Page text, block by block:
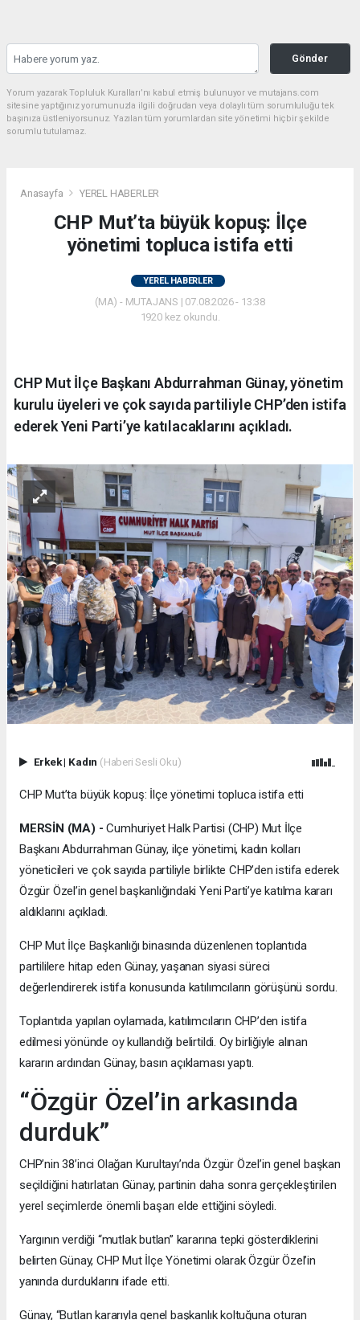
Gönder
Yorum yazarak Topluluk Kuralları’nı kabul etmiş bulunuyor ve mutajans.com
sitesine yaptığınız yorumunuzla ilgili doğrudan veya dolaylı tüm sorumluluğu tek
başınıza üstleniyorsunuz. Yazılan tüm yorumlardan site yönetimi hiçbir şekilde
sorumlu tutulamaz.
Anasayfa YEREL HABERLER
CHP Mut’ta büyük kopuş: İlçe
yönetimi topluca istifa etti
YEREL HABERLER
(MA) - MUTAJANS | 07.08.2026 - 13:38
1920 kez okundu.
CHP Mut İlçe Başkanı Abdurrahman Günay, yönetim
kurulu üyeleri ve çok sayıda partiliyle CHP’den istifa
ederek Yeni Parti’ye katılacaklarını açıkladı.
Erkek| Kadın (Haberi Sesli Oku)
CHP Mut’ta büyük kopuş: İlçe yönetimi topluca istifa etti
MERSİN (MA) - Cumhuriyet Halk Partisi (CHP) Mut İlçe
Başkanı Abdurrahman Günay, ilçe yönetimi, kadın kolları
yöneticileri ve çok sayıda partiliyle birlikte CHP’den istifa ederek
Özgür Özel’in genel başkanlığındaki Yeni Parti’ye katılma kararı
aldıklarını açıkladı.
CHP Mut İlçe Başkanlığı binasında düzenlenen toplantıda
partililere hitap eden Günay, yaşanan siyasi süreci
değerlendirerek istifa konusunda katılımcıların görüşünü sordu.
Toplantıda yapılan oylamada, katılımcıların CHP’den istifa
edilmesi yönünde oy kullandığı belirtildi. Oy birliğiyle alınan
kararın ardından Günay, basın açıklaması yaptı.
“Özgür Özel’in arkasında
durduk”
CHP’nin 38’inci Olağan Kurultayı’nda Özgür Özel’in genel başkan
seçildiğini hatırlatan Günay, partinin daha sonra gerçekleştirilen
yerel seçimlerde önemli başarı elde ettiğini söyledi.
Yargının verdiği “mutlak butlan” kararına tepki gösterdiklerini
belirten Günay, CHP Mut İlçe Yönetimi olarak Özgür Özel’in
yanında durduklarını ifade etti.
Günay, “Butlan kararıyla genel başkanlık koltuğuna oturan